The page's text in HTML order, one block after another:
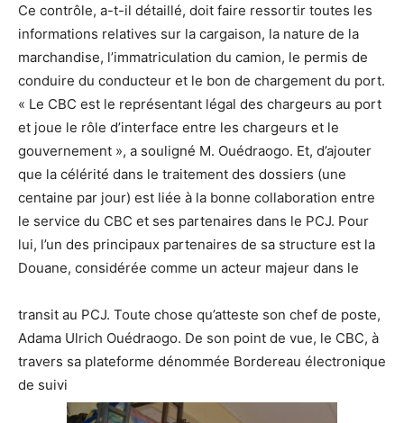
Ce contrôle, a-t-il détaillé, doit faire ressortir toutes les
informations relatives sur la cargaison, la nature de la
marchandise, l’immatriculation du camion, le permis de
conduire du conducteur et le bon de chargement du port.
« Le CBC est le représentant légal des chargeurs au port
et joue le rôle d’interface entre les chargeurs et le
gouvernement », a souligné M. Ouédraogo. Et, d’ajouter
que la célérité dans le traitement des dossiers (une
centaine par jour) est liée à la bonne collaboration entre
le service du CBC et ses partenaires dans le PCJ. Pour
lui, l’un des principaux partenaires de sa structure est la
Douane, considérée comme un acteur majeur dans le
transit au PCJ. Toute chose qu’atteste son chef de poste,
Adama Ulrich Ouédraogo. De son point de vue, le CBC, à
travers sa plateforme dénommée Bordereau électronique
de suivi